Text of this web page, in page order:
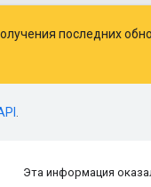
последних
Эта информация